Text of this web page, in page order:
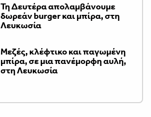
Τη Δευτέρα απολαμβάνουμε
δωρεάν burger και μπίρα, στη
Λευκωσία
Μεζές, κλέφτικο και παγωμένη
μπίρα, σε μια πανέμορφη αυλή,
στη Λευκωσία